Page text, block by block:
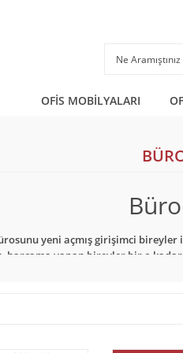
OFİS MOBİLYALARI
yeni açmış girişimci
harcama yapan bireyler bir o
Üzerinden